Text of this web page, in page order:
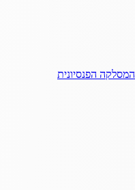
המסלקה הפנסיונית